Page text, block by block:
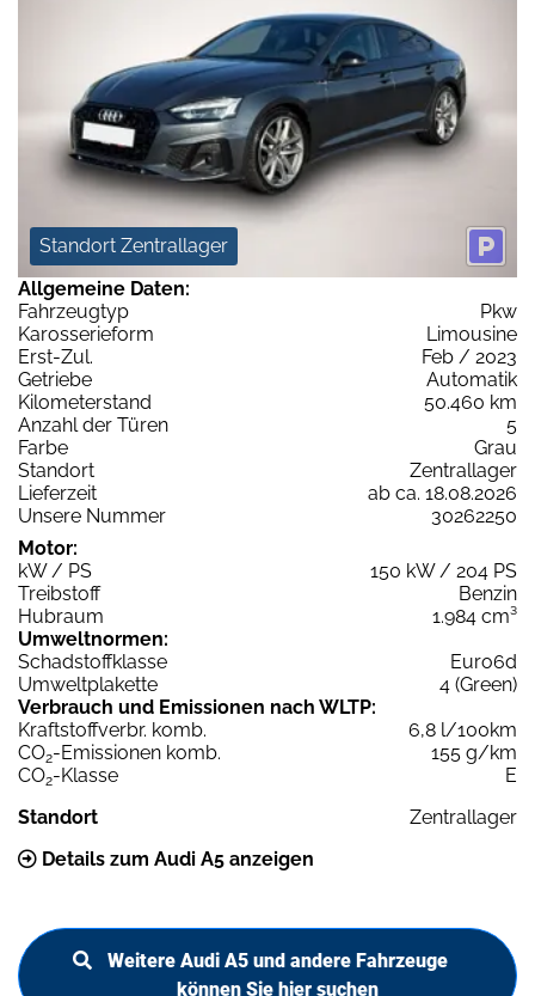
Standort Zentrallager
Allgemeine Daten:
Fahrzeugtyp
Pkw
Karosserieform
Limousine
Erst-Zul.
Feb / 2023
Getriebe
Automatik
Kilometerstand
50.460 km
Anzahl der Türen
5
Farbe
Grau
Standort
Zentrallager
Lieferzeit
ab ca. 18.08.2026
Unsere Nummer
30262250
Motor:
kW / PS
150 kW / 204 PS
Treibstoff
Benzin
Hubraum
1.984 cm³
Umweltnormen:
Schadstoffklasse
Euro6d
Umweltplakette
4 (Green)
Verbrauch und Emissionen nach WLTP:
Kraftstoffverbr. komb.
6,8 l/100km
CO2-Emissionen komb.
155 g/km
CO2-Klasse
E
Standort
Zentrallager
Details zum Audi A5 anzeigen
Weitere Audi A5 und andere Fahrzeuge
können Sie hier suchen